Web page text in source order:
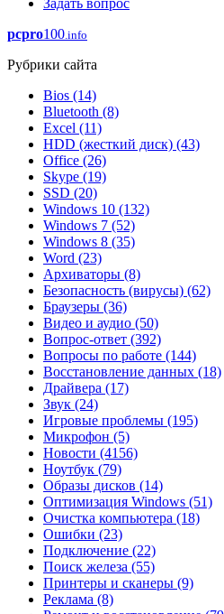
pcpro100 .info
Рубрики сайта
Bios (14)
Bluetooth (8)
Excel (11)
HDD (жесткий диск) (43)
Office (26)
Skype (19)
SSD (20)
Windows 10 (132)
Windows 7 (52)
Windows 8 (35)
Word (23)
Архиваторы (8)
Безопасность (вирусы) (62)
Браузеры (36)
Видео и аудио (50)
Вопрос-ответ (392)
Вопросы по работе (144)
Восстановление данных (18)
Драйвера (17)
Звук (24)
Игровые проблемы (195)
Микрофон (5)
Новости (4156)
Ноутбук (79)
Образы дисков (14)
Оптимизация Windows (51)
Очистка компьютера (18)
Ошибки (23)
Подключение (22)
Поиск железа (55)
Принтеры и сканеры (9)
Реклама (8)